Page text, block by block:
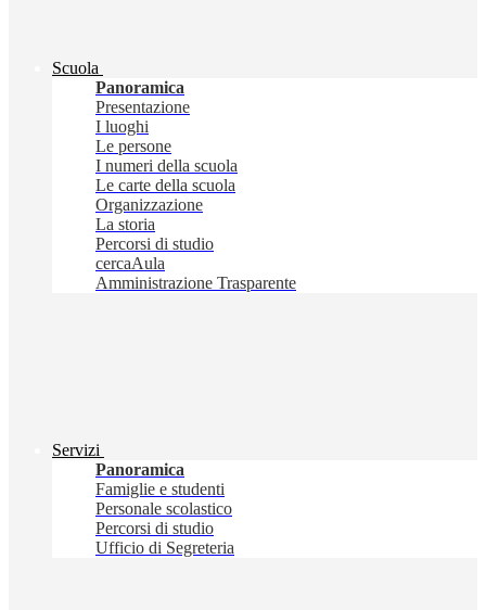
Scuola
Panoramica
Presentazione
I luoghi
Le persone
I numeri della scuola
Le carte della scuola
Organizzazione
La storia
Percorsi di studio
cercaAula
Amministrazione Trasparente
Servizi
Panoramica
Famiglie e studenti
Personale scolastico
Percorsi di studio
Ufficio di Segreteria